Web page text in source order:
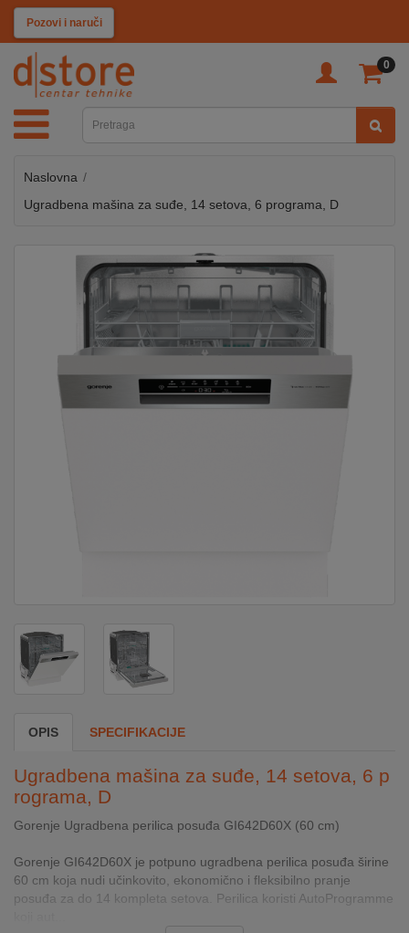
Pozovi i naruči
0
KATEGORIJE
TV
SAT
MOBILNI
UREĐAJI
KUĆANSKI
APARATI
SECURITY
PC
GAME
INTERNO
MOJ
Naslovna
Ugradbena mašina za suđe, 14 setova, 6 programa, D
OPIS SPECIFIKACIJE
Ugradbena mašina za suđe, 14 setova, 6 p
rograma, D
Gorenje Ugradbena perilica posuđa GI642D60X (60 cm)
Gorenje GI642D60X je potpuno ugradbena perilica posuđa širine
60 cm koja nudi učinkovito, ekonomično i fleksibilno pranje
posuđa za do 14 kompleta setova. Perilica koristi AutoProgramme